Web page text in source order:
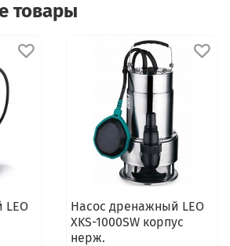
товары
Насос дренажный LEO
XKS-1000SW корпус
нерж.